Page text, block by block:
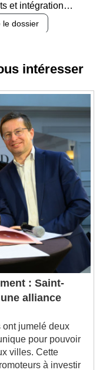
intéresser
: Saint-
alliance
ont jumelé deux
pour pouvoir
villes. Cette